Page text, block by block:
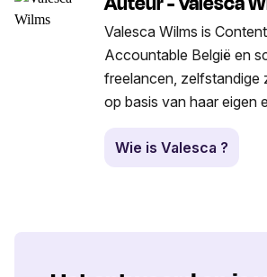
Valesca Wilms is
Accountable België en
freelancen, zelfstandige
op basis van haar eigen
Wie is Valesca ?